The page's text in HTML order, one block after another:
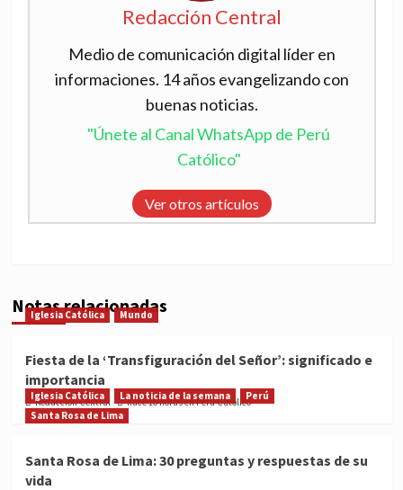
Redacción Central
Medio de comunicación digital líder en
informaciones. 14 años evangelizando con
buenas noticias.
"Únete al Canal WhatsApp de Perú
Católico"
Ver otros artículos
Notas relacionadas
Iglesia Católica Mundo
Fiesta de la ‘Transfiguración del Señor’: significado e
importancia
Redacción Central hace 16 horas en Perú Católico
Iglesia Católica La noticia de la semana
Perú
Santa Rosa de Lima
Santa Rosa de Lima: 30 preguntas y respuestas de su
vida